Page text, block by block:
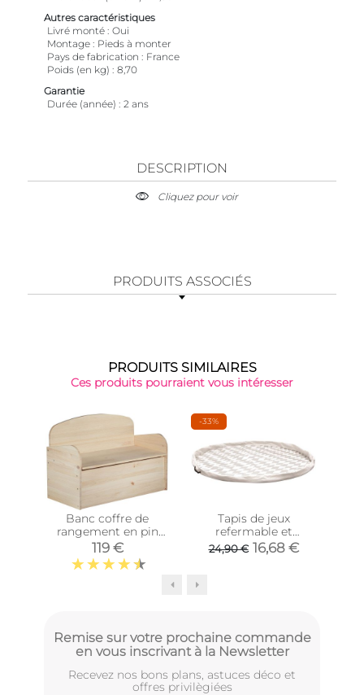
Autres caractéristiques
Livré monté Oui
Montage
Pieds à monter
Pays de fabrication
France
Poids (en kg)
8,70
Garantie
Durée (année)
2 ans
DESCRIPTION
Cliquez pour voir
PRODUITS ASSOCIÉS
PRODUITS SIMILAIRES
Ces produits pourraient vous intéresser
Banc coffre de
rangement en pin
brut 78 litres
119 €
-33%
Tapis de jeux
refermable et
transportable 120 cm
24,90 € 16,68 €
Remise sur votre prochaine commande
en vous inscrivant à la Newsletter
Recevez nos bons plans, astuces déco et
offres privilègiées